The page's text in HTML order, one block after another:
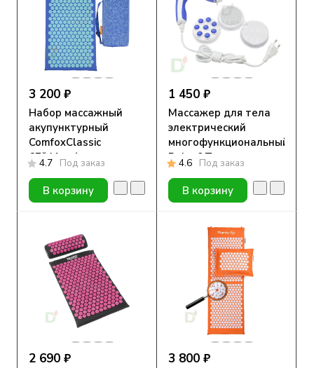
3 200 ₽
Набор массажный
акупунктурный
ComfoxClassic
67*41см (коврик,
подушка, сумка)
4.7 Под заказ
В корзину
1 450 ₽
Массажер для тела
электрический
многофункциональный
Relax&Tone
4.6 Под заказ
В корзину
2 690 ₽ 3 800 ₽